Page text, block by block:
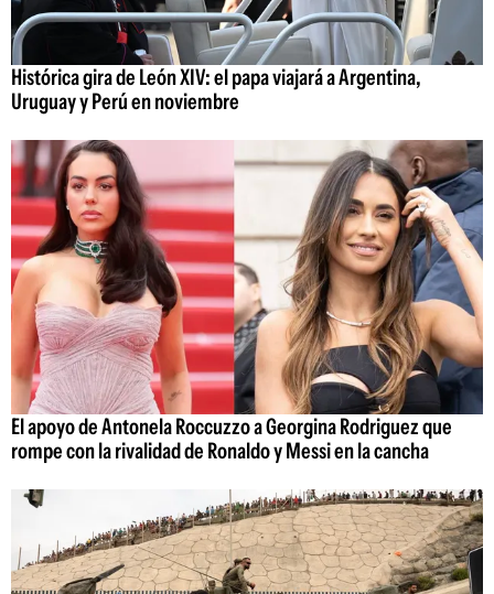
Histórica gira de León XIV: el papa viajará a Argentina,
Uruguay y Perú en noviembre
El apoyo de Antonela Roccuzzo a Georgina Rodriguez que
rompe con la rivalidad de Ronaldo y Messi en la cancha